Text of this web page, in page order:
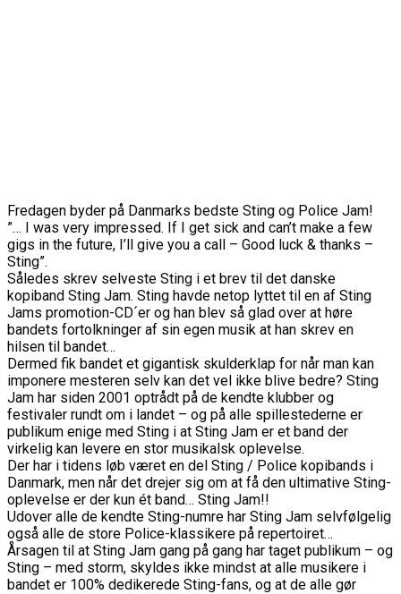
Fredagen byder på Danmarks bedste Sting og Police Jam!
”… I was very impressed. If I get sick and can’t make a few
gigs in the future, I’ll give you a call – Good luck & thanks –
Sting”.
Således skrev selveste Sting i et brev til det danske
kopiband Sting Jam. Sting havde netop lyttet til en af Sting
Jams promotion-CD´er og han blev så glad over at høre
bandets fortolkninger af sin egen musik at han skrev en
hilsen til bandet…
Dermed fik bandet et gigantisk skulderklap for når man kan
imponere mesteren selv kan det vel ikke blive bedre? Sting
Jam har siden 2001 optrådt på de kendte klubber og
festivaler rundt om i landet – og på alle spillestederne er
publikum enige med Sting i at Sting Jam er et band der
virkelig kan levere en stor musikalsk oplevelse.
Der har i tidens løb været en del Sting / Police kopibands i
Danmark, men når det drejer sig om at få den ultimative Sting-
oplevelse er der kun ét band… Sting Jam!!
Udover alle de kendte Sting-numre har Sting Jam selvfølgelig
også alle de store Police-klassikere på repertoiret…
Årsagen til at Sting Jam gang på gang har taget publikum – og
Sting – med storm, skyldes ikke mindst at alle musikere i
bandet er 100% dedikerede Sting-fans, og at de alle gør